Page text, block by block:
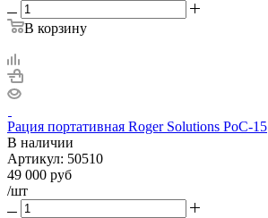
В корзину
Рация портативная Roger Solutions PoC-15
В наличии
Артикул: 50510
49 000 руб
/шт